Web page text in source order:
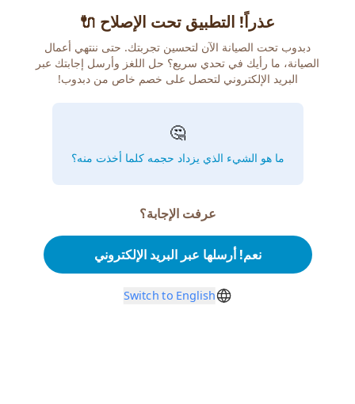
عذراً! التطبيق تحت الإصلاح 🔌
دبدوب تحت الصيانة الآن لتحسين تجربتك. حتى ننتهي أعمال
الصيانة، ما رأيك في تحدي سريع؟ حل اللغز وأرسل إجابتك عبر
البريد الإلكتروني لتحصل على خصم خاص من دبدوب!
🤔
ما هو الشيء الذي يزداد حجمه كلما أخذت منه؟
عرفت الإجابة؟
نعم! أرسلها عبر البريد الإلكتروني
Switch to English